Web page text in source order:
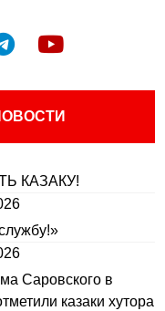
КАЗАКУ!
Саровского в
казаки хутора